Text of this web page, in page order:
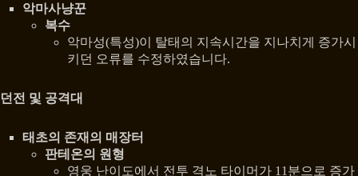
악마사냥꾼
복수
악마성(특성)이 탈태의 지속시간을 지나치게 증가시
키던 오류를 수정하였습니다.
던전 및 공격대
태초의 존재의 매장터
판테온의 원형
영웅 난이도에서 전투 격노 타이머가 11분으로 증가